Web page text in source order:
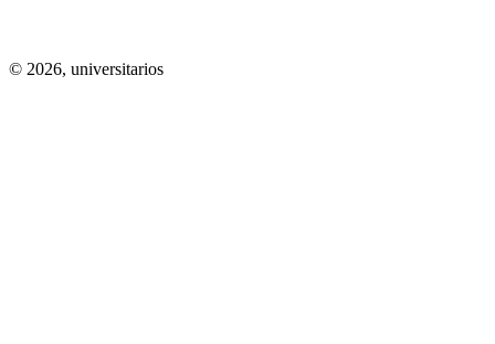
© 2026, universitarios